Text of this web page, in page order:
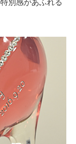
別感があふれる